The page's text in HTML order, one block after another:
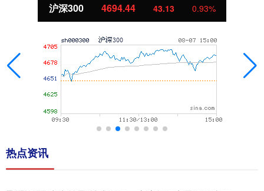
沪深300 4694.44 43.13 0.93%
热点资讯